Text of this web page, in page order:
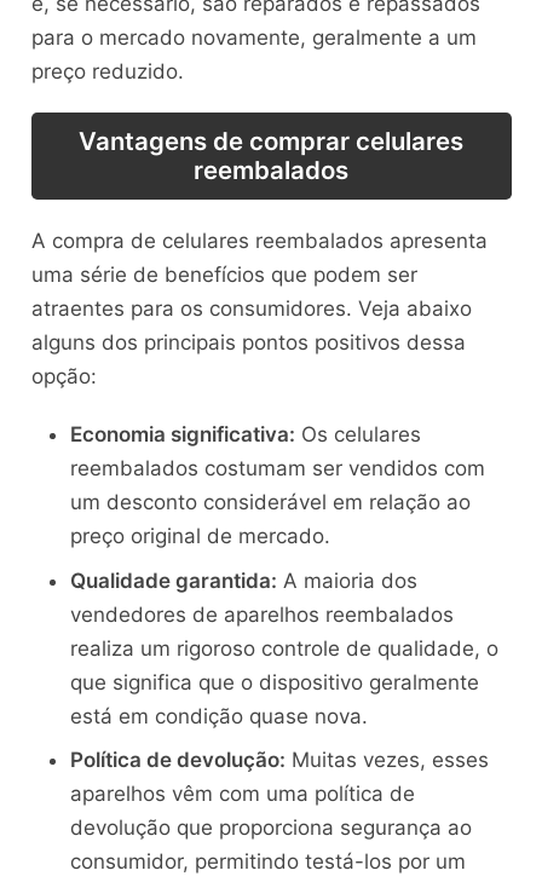
para o mercado novamente, geralmente a um
preço reduzido.
Vantagens de comprar celulares
reembalados
A compra de celulares reembalados apresenta
uma série de benefícios que podem ser
atraentes para os consumidores. Veja abaixo
alguns dos principais pontos positivos dessa
opção:
Economia significativa: Os celulares
reembalados costumam ser vendidos com
um desconto considerável em relação ao
preço original de mercado.
Qualidade garantida: A maioria dos
vendedores de aparelhos reembalados
realiza um rigoroso controle de qualidade, o
que significa que o dispositivo geralmente
está em condição quase nova.
Política de devolução: Muitas vezes, esses
aparelhos vêm com uma política de
devolução que proporciona segurança ao
consumidor, permitindo testá-los por um